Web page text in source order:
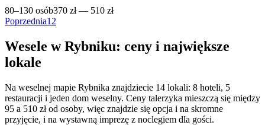
80–130 osób370 zł — 510 zł
Poprzednia1 2
Wesele w Rybniku: ceny i największe
lokale
Na weselnej mapie Rybnika znajdziecie 14 lokali: 8 hoteli, 5
restauracji i jeden dom weselny. Ceny talerzyka mieszczą się między
95 a 510 zł od osoby, więc znajdzie się opcja i na skromne
przyjęcie, i na wystawną imprezę z noclegiem dla gości.